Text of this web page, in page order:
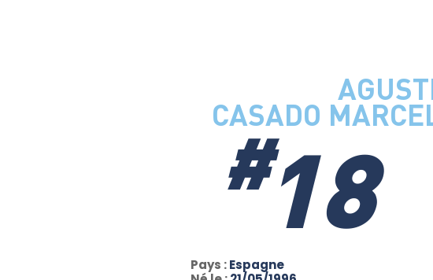
CASADO
#18
Pays :Espagne